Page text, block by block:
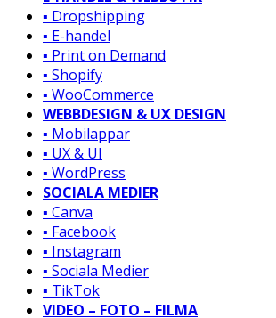
▪️ Dropshipping
▪️ E-handel
▪️ Print on Demand
▪️ Shopify
▪️ WooCommerce
WEBBDESIGN & UX DESIGN
▪️ Mobilappar
▪️ UX & UI
▪️ WordPress
SOCIALA MEDIER
▪️ Canva
▪️ Facebook
▪️ Instagram
▪️ Sociala Medier
▪️ TikTok
VIDEO – FOTO – FILMA